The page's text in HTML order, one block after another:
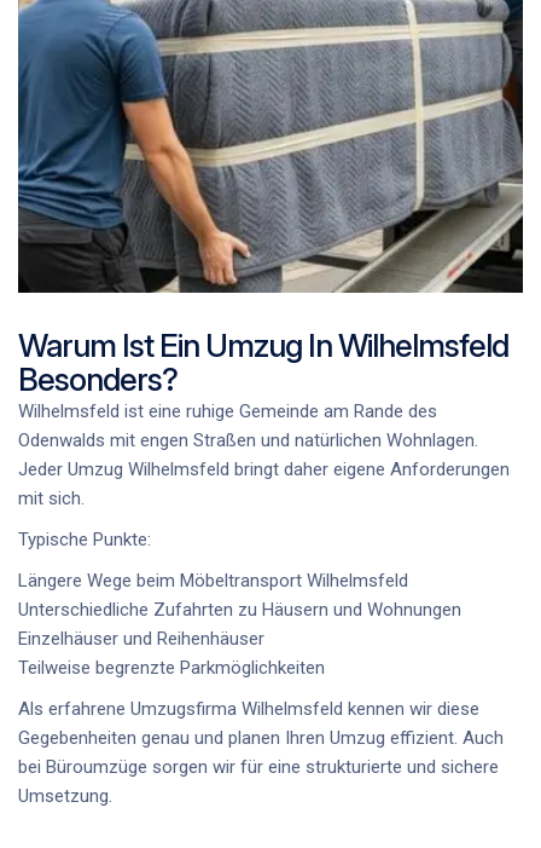
Warum Ist Ein Umzug In Wilhelmsfeld
Besonders?
Wilhelmsfeld ist eine ruhige Gemeinde am Rande des
Odenwalds mit engen Straßen und natürlichen Wohnlagen.
Jeder Umzug Wilhelmsfeld bringt daher eigene Anforderungen
mit sich.
Typische Punkte:
Längere Wege beim Möbeltransport Wilhelmsfeld
Unterschiedliche Zufahrten zu Häusern und Wohnungen
Einzelhäuser und Reihenhäuser
Teilweise begrenzte Parkmöglichkeiten
Als erfahrene Umzugsfirma Wilhelmsfeld kennen wir diese
Gegebenheiten genau und planen Ihren Umzug effizient. Auch
bei Büroumzüge sorgen wir für eine strukturierte und sichere
Umsetzung.